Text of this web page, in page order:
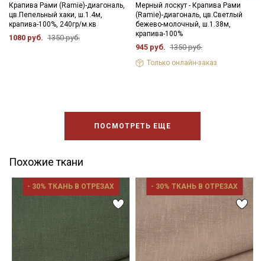
Крапива Рами (Ramie)-диагональ,
цв.Пепельный хаки, ш.1.4м,
крапива-100%, 240гр/м.кв
1080 руб. 1350 руб.
Мерный лоскут - Крапива Рами
(Ramie)-диагональ, цв.Светлый
бежево-молочный, ш.1.38м,
крапива-100%
945 руб. 1350 руб.
Только онлайн-заказ
ПОСМОТРЕТЬ ЕЩЕ
Похожие ткани
- 30% ТКАНЬ В ОТРЕЗАХ - 30% ТКАНЬ В ОТРЕЗАХ